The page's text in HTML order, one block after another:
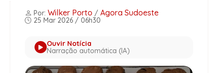
Por: Wilker Porto / Agora Sudoeste
25 Mar 2026 / 06h30
Ouvir Notícia
Narração automática (IA)